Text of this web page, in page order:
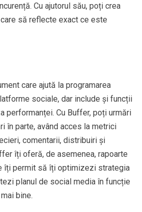
Cu ajutorul său, poți crea
să reflecte exact ce este
care ajută la programarea
sociale, dar include și funcții
performanței. Cu Buffer, poți urmări
în parte, având acces la metrici
comentarii, distribuiri și
îți oferă, de asemenea, rapoarte
îți permit să îți optimizezi strategia
planul de social media în funcție
bine.